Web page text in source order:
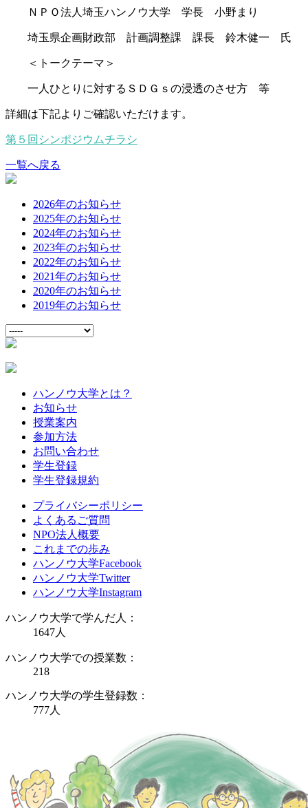
ＮＰＯ法人埼玉ハンノウ大学 学長 小野まり
埼玉県企画財政部 計画調整課 課長 鈴木健一 氏
＜トークテーマ＞
一人ひとりに対するＳＤＧｓの浸透のさせ方 等
詳細は下記よりご確認いただけます。
第５回シンポジウムチラシ
一覧へ戻る
2026年のお知らせ
2025年のお知らせ
2024年のお知らせ
2023年のお知らせ
2022年のお知らせ
2021年のお知らせ
2020年のお知らせ
2019年のお知らせ
ハンノウ大学とは？
お知らせ
授業案内
参加方法
お問い合わせ
学生登録
学生登録規約
プライバシーポリシー
よくあるご質問
NPO法人概要
これまでの歩み
ハンノウ大学Facebook
ハンノウ大学Twitter
ハンノウ大学Instagram
ハンノウ大学で学んだ人：
1647人
ハンノウ大学での授業数：
218
ハンノウ大学の学生登録数：
777人